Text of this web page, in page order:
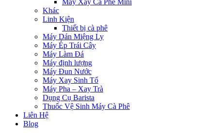
Máy Xay Cà Phê Mini
Khác
Linh Kiện
Thiết bị cà phê
Máy Dán Miệng Ly
Máy Ép Trái Cây
Máy Làm Đá
Máy định lượng
Máy Đun Nước
Máy Xay Sinh Tố
Máy Pha – Xay Trà
Dụng Cụ Barista
Thuốc Vệ Sinh Máy Cà Phê
Liên Hệ
Blog